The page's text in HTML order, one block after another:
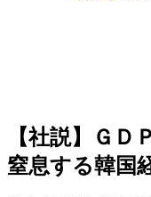
【社説】Ｇ
窒息する韓国